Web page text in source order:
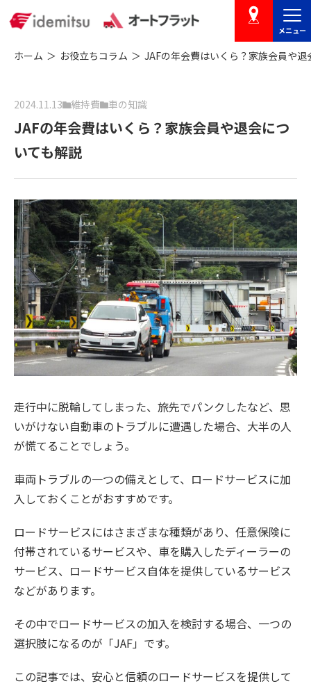
店舗を探す
メニュー
ホーム お役立ちコラム JAFの年会費はいくら？家族会員や退
2024.11.13 維持費 車の知識
JAFの年会費はいくら？家族会員や退会につ
いても解説
走行中に脱輪してしまった、旅先でパンクしたなど、思
いがけない自動車のトラブルに遭遇した場合、大半の人
が慌てることでしょう。
車両トラブルの一つの備えとして、ロードサービスに加
入しておくことがおすすめです。
ロードサービスにはさまざまな種類があり、任意保険に
付帯されているサービスや、車を購入したディーラーの
サービス、ロードサービス自体を提供しているサービス
などがあります。
その中でロードサービスの加入を検討する場合、一つの
選択肢になるのが「JAF」です。
この記事では、安心と信頼のロードサービスを提供して